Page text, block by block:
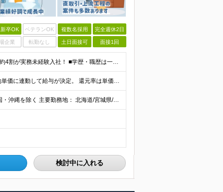
卒OK ベテランOK 複数名採用 完全週休2日
場企業 転勤なし 土日面接可 面接1回
《未経験者積極採用中！20代の方が活躍中です♪》 ◎約4割が実務未経験入社！ ■学歴・職歴は一切問いません！ ■第二新卒の方もお気軽にご相談ください♪ ■入社してから数年は、転勤の可能性があります
当社では【単価連動型給与】を導入！ 参画案件の契約単価に連動して給与が決定。 還元率は単価の【70％～80％】と東証プライム上場グループとして高水準です！（社会保険料・教育コスト含む） ■関東：月給
【全国45都道府県】に大型プロジェクトあり！※ 四国・沖縄を除く 主要勤務地： 北海道/宮城県/栃木県/埼玉県/千葉県/東京都/神奈川県/愛知県/大阪府/京都府/兵庫県/広島県/福岡県/熊本県 ※勤
検討中に入れる